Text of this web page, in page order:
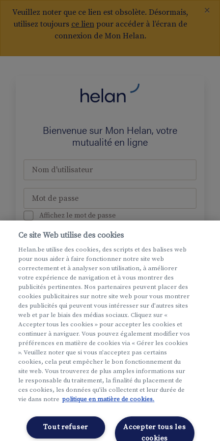
Veuillez noter que ce lien est obsolète. Désormais,
utilisez toujours ce lienpour accéder à l’écran de
connexion de Mon Helan.
×
Bienvenue sur Mon Helan, votre
mutualité en ligne
Nom d'utilisateur
Mot de passe
Affichez le mot de passe
Se connecter
Nom d'utilisateur mot de passe
oublié
Nom d'utilisateur et mot de passe oubliés
Plus d'info
Du neuf sur Mon Helan ?
Français
Ce site Web utilise des cookies
Helan.be utilise des cookies, des scripts et des balises web
pour nous aider à faire fonctionner notre site web
correctement et à analyser son utilisation, à améliorer
votre expérience de navigation et à vous montrer des
publicités pertinentes. Nos partenaires peuvent placer des
cookies publicitaires sur notre site web pour vous montrer
des publicités qui peuvent vous intéresser sur d'autres sites
web et par le biais des médias sociaux. Cliquez sur «
Accepter tous les cookies » pour accepter les cookies et
continuer à naviguer. Vous pouvez également modifier vos
préférences en matière de cookies via « Gérer les cookies
». Veuillez noter que si vous n'acceptez pas certains
cookies, cela peut empêcher le bon fonctionnement du
site web. Vous trouverez de plus amples informations sur
le responsable du traitement, la finalité du placement de
ces cookies, les données qu'ils collectent et leur durée de
vie dans notre politique en matière de cookies.
Accepter tous les
cookies
Tout refuser